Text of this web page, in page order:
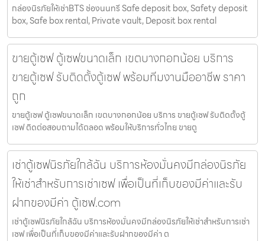
กล่องนิรภัยให้เช่าBTS ช่องนนทรี Safe deposit box, Safety deposit
box, Safe box rental, Private vault, Deposit box rental
ขายตู้เซฟ ตู้เซฟขนาดเล็ก เขตบางกอกน้อย บริการ
ขายตู้เซฟ รับติดตั้งตู้เซฟ พร้อมทีมงานมืออาชีพ ราคา
ถูก
ขายตู้เซฟ ตู้เซฟขนาดเล็ก เขตบางกอกน้อย บริการ ขายตู้เซฟ รับติดตั้งตู้
เซฟ ติดต่อสอบถามได้ตลอด พร้อมให้บริการทั่วไทย ขายตู
เช่าตู้เซฟนิรภัยใกล้ฉัน บริการห้องมั่นคงมีกล่องนิรภัย
ให้เช่าสำหรับการเช่าเซฟ เพื่อเป็นที่เก็บของมีค่าและรับ
ฝากของมีค่า ตู้เซฟ.com
เช่าตู้เซฟนิรภัยใกล้ฉัน บริการห้องมั่นคงมีกล่องนิรภัยให้เช่าสำหรับการเช่า
เซฟ เพื่อเป็นที่เก็บของมีค่าและรับฝากของมีค่า ต